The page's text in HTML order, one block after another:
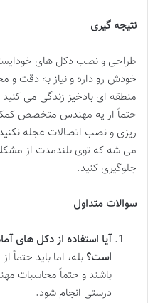
نتیجه گیری
طراحی و نصب دکل های
خودش رو داره و نیاز به دقت و
منطقه ای بادخیز زندگی می
حتماً از یه مهندس متخصص کمک
ریزی و نصب اتصالات عجله
می شه که توی بلندمدت از
جلوگیری کنید.
سوالات متداول
آیا استفاده از دکل های
است؟ بله، اما باید
باشند و حتماً محاسبات
درستی انجام شود.